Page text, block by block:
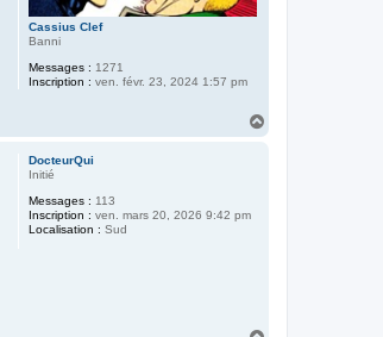
Cassius Clef
Banni
Messages : 1271
Inscription : ven. févr. 23, 2024 1:57 pm
DocteurQui
Initié
Messages : 113
Inscription : ven. mars 20, 2026 9:42 pm
Localisation : Sud